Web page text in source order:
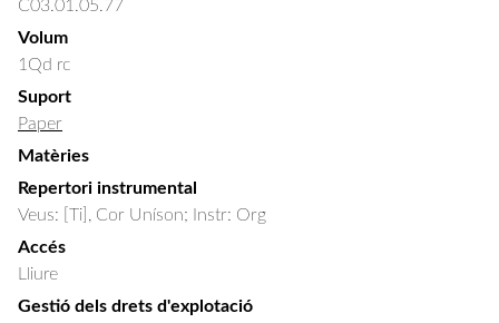
C03.01.05.77
Volum
1Qd rc
Suport
Paper
Matèries
Repertori instrumental
Veus: [Ti], Cor Uníson; Instr: Org
Accés
Lliure
Gestió dels drets d'explotació